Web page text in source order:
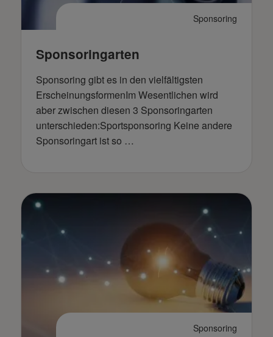
Sponsoring
Sponsoringarten
Sponsoring gibt es in den vielfältigsten
ErscheinungsformenIm Wesentlichen wird
aber zwischen diesen 3 Sponsoringarten
unterschieden:Sportsponsoring Keine andere
Sponsoringart ist so …
Sponsoring